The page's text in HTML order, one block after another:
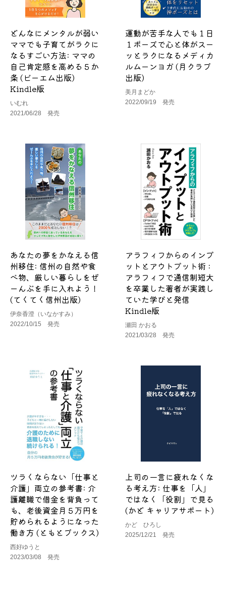
どんなにメンタルが弱い
ママでも子育てがラクに
なるすごい方法: ママの
自己肯定感を高める５か
条 (ビーエム出版)
Kindle版
いむれ
2021/06/28 発売
運動が苦手な人でも１日
１ポーズで心と体がスー
ッとラクになるメディカ
ルムーンヨガ (月クラブ
出版)
美月まどか
2022/09/19 発売
あなたの夢をかなえる信
州移住: 信州の自然や食
べ物、厳しい暮らしをぜ
ーんぶを手に入れよう！
(てくてく信州出版)
伊奈香澄（いなかすみ）
2022/10/15 発売
アラフィフからのインプ
ットとアウトプット術 :
アラフィフで通信制短大
を卒業した著者が実践し
ていた学びと発信
Kindle版
瀬田 かおる
2021/03/28 発売
ツラくならない「仕事と
介護」両立の参考書: 介
護離職で借金を背負って
も、老後資金月５万円を
貯められるようになった
働き方 (ともとブックス)
西好ゆうと
2023/03/08 発売
上司の一言に疲れなくな
る考え方: 仕事を「人」
ではなく「役割」で見る
(かど キャリアサポート)
かど ひろし
2025/12/21 発売